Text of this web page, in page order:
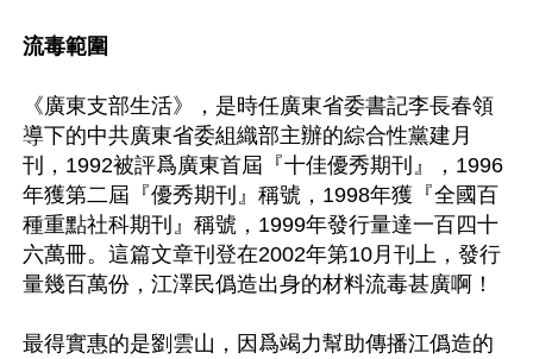
流毒範圍
《廣東支部生活》，是時任廣東省委書記李長春領
導下的中共廣東省委組織部主辦的綜合性黨建月
刊，1992被評爲廣東首屆『十佳優秀期刊』，1996
年獲第二屆『優秀期刊』稱號，1998年獲『全國百
種重點社科期刊』稱號，1999年發行量達一百四十
六萬冊。這篇文章刊登在2002年第10月刊上，發行
量幾百萬份，江澤民僞造出身的材料流毒甚廣啊！
最得實惠的是劉雲山，因爲竭力幫助傳播江僞造的